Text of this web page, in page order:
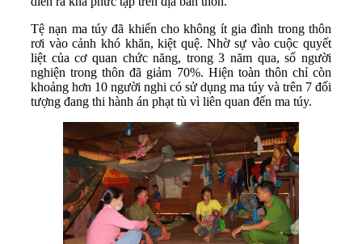
Tệ nạn ma túy đã khiến cho không ít gia đình trong thôn
rơi vào cảnh khó khăn, kiệt quệ. Nhờ sự vào cuộc quyết
liệt của cơ quan chức năng, trong 3 năm qua, số người
nghiện trong thôn đã giảm 70%. Hiện toàn thôn chỉ còn
khoảng hơn 10 người nghi có sử dụng ma túy và trên 7 đối
tượng đang thi hành án phạt tù vì liên quan đến ma túy.